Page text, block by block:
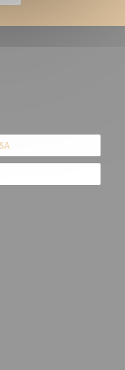
ventana))